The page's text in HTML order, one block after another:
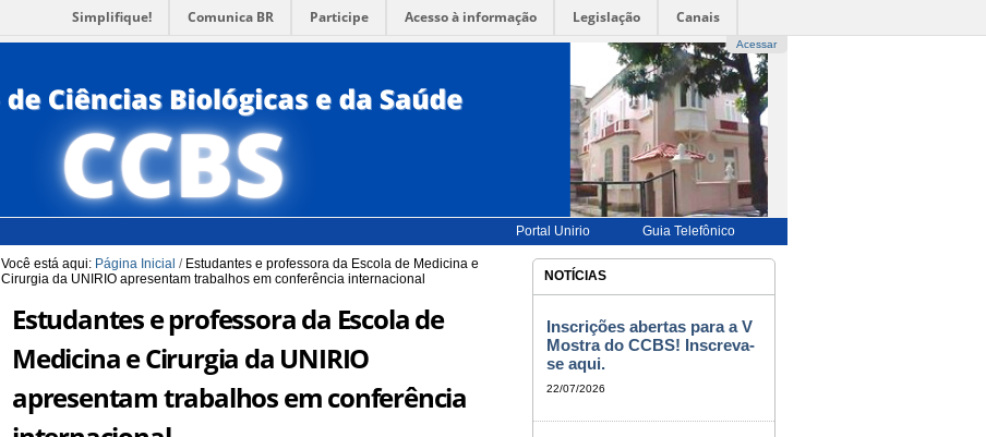
Simplifique! Comunica BR Participe Acesso à informação Legislação Canais
Acessar
ESPAÑOL |--> FRANÇAIS-->
ALTO CONTRASTE | MAPA DO SITE
Portal Unirio Guia Telefônico
Você está aqui: Página Inicial / Estudantes e professora da Escola de Medicina e
Cirurgia da UNIRIO apresentam trabalhos em conferência internacional
Estudantes e professora da Escola de
Medicina e Cirurgia da UNIRIO
apresentam trabalhos em conferência
NOTÍCIAS
Inscrições abertas para a V
Mostra do CCBS! Inscreva-
se aqui.
22/07/2026